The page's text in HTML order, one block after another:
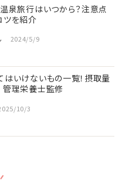
泉旅行はいつから？注意点
ツを紹介
2024/5/9
いけないもの一覧！摂取量
理栄養士監修
10/3